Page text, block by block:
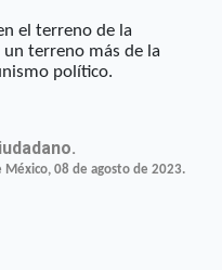
el terreno de la
terreno más de la
político.
México, 08 de agosto de 2023.